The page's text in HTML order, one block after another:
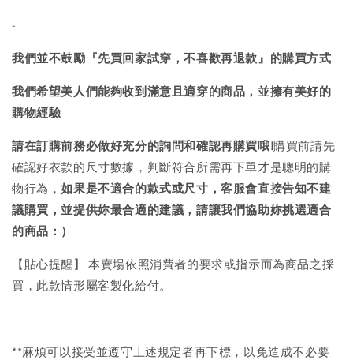
-
我們並不鼓勵『先買回家試穿，不喜歡再退款』的購買方式
我們希望美人們能夠收到滿意且適穿的商品，並擁有美好的
購物經驗
請在訂購前務必做好充分的詢問和確認再購買哦!購買前請先
確認好衣款的尺寸數據，判斷符合所需再下單才是聰明的購
物行為，如果是不適合的款式或尺寸，客服會直接告知不建
議購買，並提供妳最合適的建議，請讓我們協助妳挑選適合
的商品：）
【貼心提醒】 本賣場依照消費者的要求或指示而為商品之採
買，此款情形屬客製化給付。
**麻煩可以接受並遵守上述規定者再下標，以免造成不必要